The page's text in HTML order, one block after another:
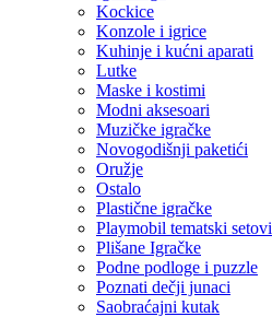
Kockice
Konzole i igrice
Kuhinje i kućni aparati
Lutke
Maske i kostimi
Modni aksesoari
Muzičke igračke
Novogodišnji paketići
Oružje
Ostalo
Plastične igračke
Playmobil tematski setovi
Plišane Igračke
Podne podloge i puzzle
Poznati dečji junaci
Saobraćajni kutak